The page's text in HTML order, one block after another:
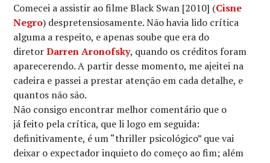
Comecei a assistir ao filme Black Swan [2010] (Cisne
Negro) despretensiosamente. Não havia lido crítica
alguma a respeito, e apenas soube que era do
diretorDarren Aronofsky, quando os créditos foram
aparecerendo. A partir desse momento, me ajeitei na
cadeira e passei a prestar atenção em cada detalhe, e
quantos não são.
Não consigo encontrar melhor comentário que o
já feito pela crítica, que li logo em seguida:
definitivamente, é um “thriller psicológico” que vai
deixar o expectador inquieto do começo ao fim; além